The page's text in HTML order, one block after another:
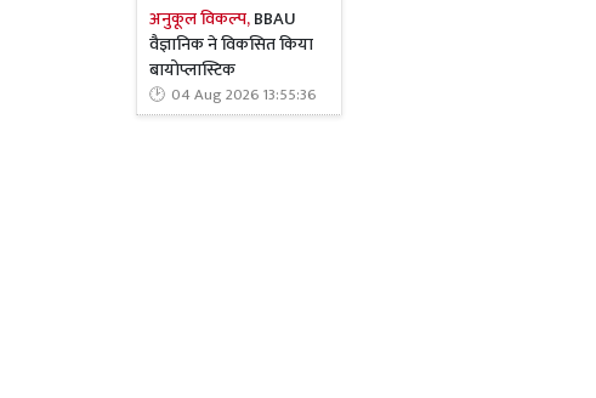
अनुकूल विकल्प,BBAU
वैज्ञानिक ने विकसित किया
बायोप्लास्टिक
04 Aug 2026 13:55:36